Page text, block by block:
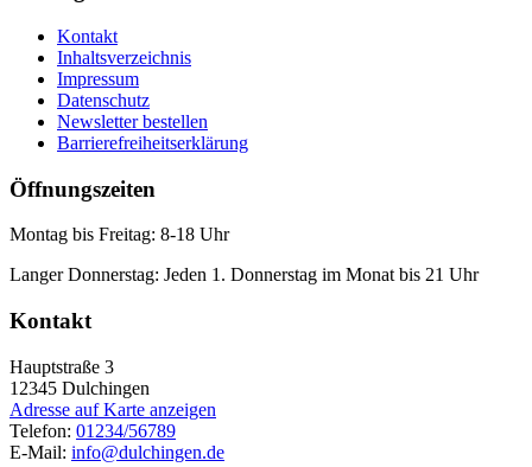
Kontakt
Inhaltsverzeichnis
Impressum
Datenschutz
Newsletter bestellen
Barrierefreiheitserklärung
Öffnungszeiten
Montag bis Freitag: 8-18 Uhr
Langer Donnerstag: Jeden 1. Donnerstag im Monat bis 21 Uhr
Kontakt
Hauptstraße 3
12345 Dulchingen
Adresse auf Karte anzeigen
Telefon: 01234/56789
E-Mail: info@dulchingen.de